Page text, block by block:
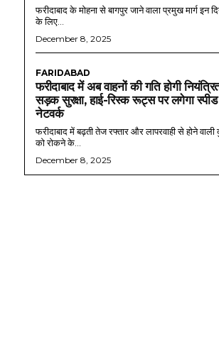
फरीदाबाद के मोहना से बागपुर जाने वाला प्रमुख मार्ग इन
के लिए...
December 8, 2025
FARIDABAD
फरीदाबाद में अब वाहनों की गति होगी
सड़क सुरक्षा, हाई-रिस्क रूट्स पर लगेगा स्पीड
नेटवर्क
फरीदाबाद में बढ़ती तेज रफ्तार और लापरवाही से होने वाली
को रोकने के...
December 8, 2025